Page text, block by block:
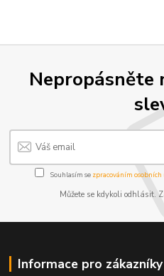
Nepropásněte
Souhlasím se zpracováním osobních
Můžete se kdykoli odhlásit.
Informace pro zákazníky